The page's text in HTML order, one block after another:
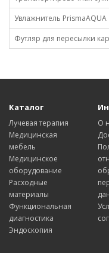
Увлажнитель PrismaAQUA
Футляр для пересылки
Каталог
Лучевая терапия
Медицинская
мебель
Медицинское
оборудование
Расходные
материалы
Функциональная
диагностика
Эндоскопия
О